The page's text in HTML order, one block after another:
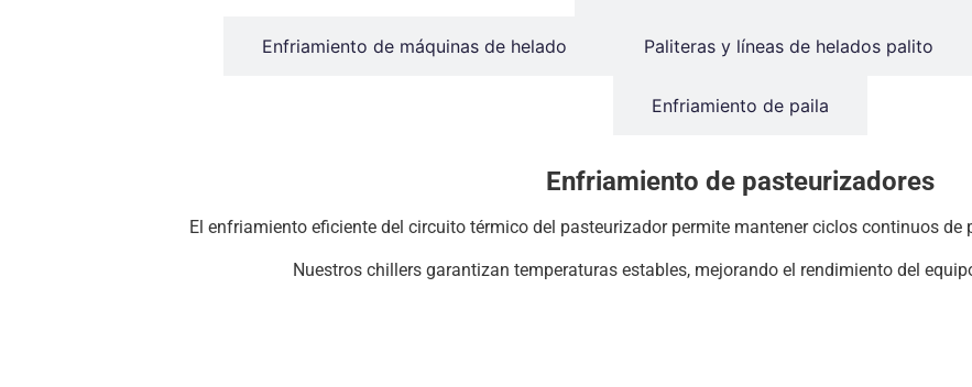
Enfriamiento de máquinas de helado Paliteras y líneas de helados palito
Enfriamiento de paila
Enfriamiento de pasteurizadores
El enfriamiento eficiente del circuito térmico del pasteurizador permite mantener ciclos continuos
Nuestros chillers garantizan temperaturas estables, mejorando el rendimiento del